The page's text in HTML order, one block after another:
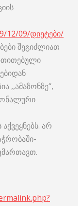
12/09/დიეტები/
შეგიძლიათ
,,ამაზონზე“,
არ